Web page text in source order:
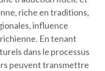
riche en traditions,
influence
En tenant
dans le processus
peuvent transmettre